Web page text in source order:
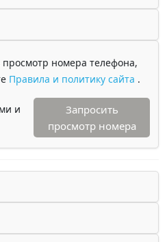
номера телефона,
Правила и политику сайта .
и
Запросить
просмотр номера